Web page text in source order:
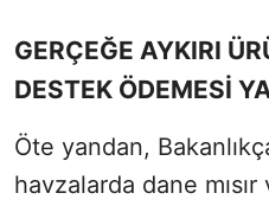
GERÇEĞE AYKIRI
DESTEK ÖDEMESİ
Öte yandan,
havzalarda dane